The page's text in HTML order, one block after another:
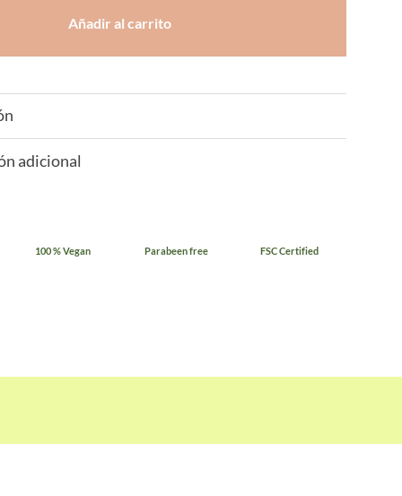
Añadir al carrito
adicional
100 % Vegan Parabeen free FSC Certified